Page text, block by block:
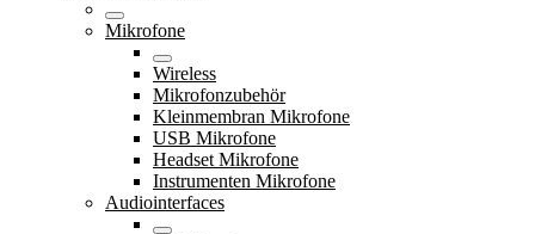
Mikrofone
Wireless
Mikrofonzubehör
Kleinmembran Mikrofone
USB Mikrofone
Headset Mikrofone
Instrumenten Mikrofone
Audiointerfaces